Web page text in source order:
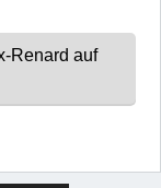
Renard auf